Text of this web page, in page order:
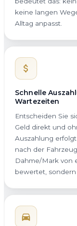
keine langen
Alltag anpasst.
Schnelle
Wartezeiten
Entscheiden Sie
Geld direkt und
Auszahlung
nach der
Dahme/Mark von
bewertet, sondern